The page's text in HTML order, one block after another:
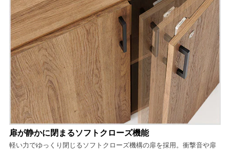
扉が静かに閉まるソフトクローズ機能
軽い力でゆっくり閉じるソフトクローズ機構の扉を採用。衝撃音や扉